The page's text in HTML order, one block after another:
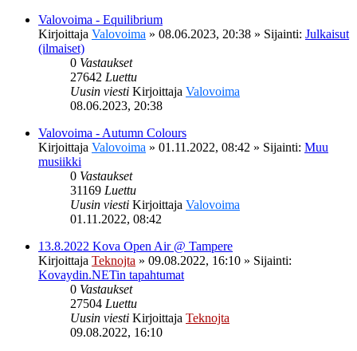
Valovoima - Equilibrium
Kirjoittaja Valovoima » 08.06.2023, 20:38 » Sijainti: Julkaisut
(ilmaiset)
0 Vastaukset
27642 Luettu
Uusin viesti Kirjoittaja Valovoima
08.06.2023, 20:38
Valovoima - Autumn Colours
Kirjoittaja Valovoima » 01.11.2022, 08:42 » Sijainti: Muu
musiikki
0 Vastaukset
31169 Luettu
Uusin viesti Kirjoittaja Valovoima
01.11.2022, 08:42
13.8.2022 Kova Open Air @ Tampere
Kirjoittaja Teknojta » 09.08.2022, 16:10 » Sijainti:
Kovaydin.NETin tapahtumat
0 Vastaukset
27504 Luettu
Uusin viesti Kirjoittaja Teknojta
09.08.2022, 16:10